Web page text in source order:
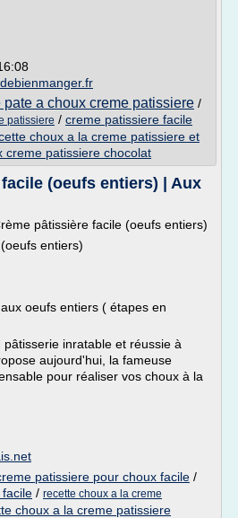
pate a choux creme patissiere /
patissiere / creme patissiere facile
choux a la creme patissiere et
creme patissiere chocolat
(oeufs entiers) | Aux
pâtissière facile (oeufs entiers)
entiers)
oeufs entiers ( étapes en
inratable et réussie à
aujourd'hui, la fameuse
pour réaliser vos choux à la
patissiere pour choux facile /
/ recette choux a la creme
choux a la creme patissiere